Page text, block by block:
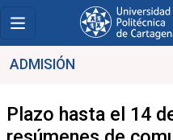
ADMISIÓN
Plazo hasta el 14